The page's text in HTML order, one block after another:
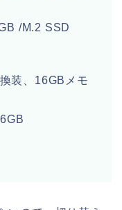
/M.2 SSD
装、16GBメモ